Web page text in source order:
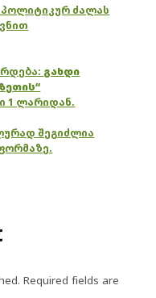
ძალას
გახდი
1 ლარიდან.
შეგიძლია
Required fields are